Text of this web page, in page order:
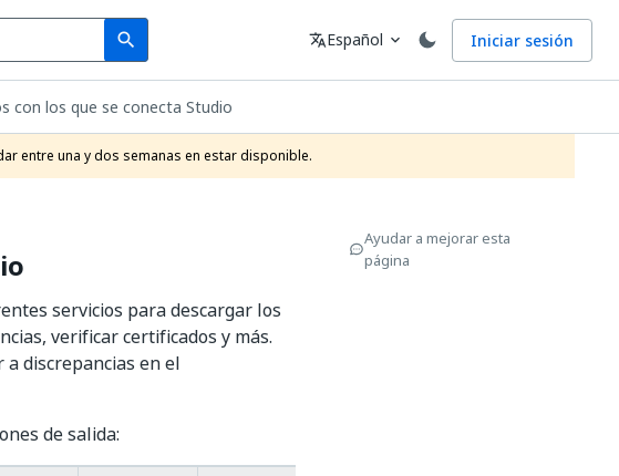
search
Search Idioma
translateEspañol expand_more Iniciar sesión
con los que se conecta Studio
entre una y dos semanas en estar disponible.
servicios para descargar los
verificar certificados y más.
discrepancias en el
de salida:
Ayudar a mejorar esta
página